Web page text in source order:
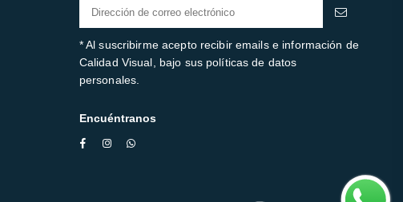
* Al suscribirme acepto recibir emails e información de
Calidad Visual, bajo sus políticas de datos
personales.
Encuéntranos
FacebookInstagram